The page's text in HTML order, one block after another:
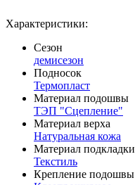
Характеристики:
Сезон
демисезон
Подносок
Термопласт
Материал подошвы
ТЭП "Сцепление"
Материал верха
Натуральная кожа
Материал подкладки
Текстиль
Крепление подошвы